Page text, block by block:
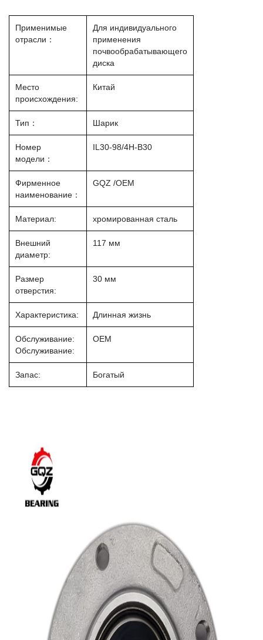
Применимые
отрасли：
Для индивидуального
применения
почвообрабатывающего
диска
Место
происхождения:
Китай
Тип： Шарик
Номер
модели：
IL30-98/4H-B30
Фирменное
наименование：
GQZ /OEM
Материал: хромированная сталь
Внешний
диаметр:
117 мм
Размер
отверстия:
30 мм
Характеристика: Длинная жизнь
Обслуживание:
Обслуживание:
OEM
Запас: Богатый